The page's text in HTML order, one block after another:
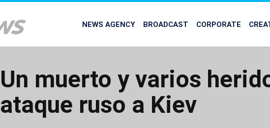
NEWS AGENCY BROADCAST CORPORATE
Un muerto y varios
ataque ruso a Kiev